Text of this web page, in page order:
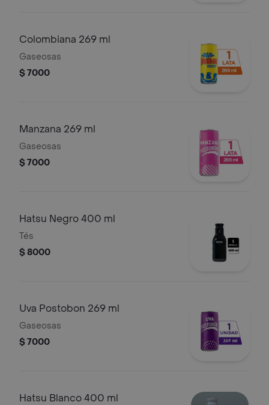
Colombiana 269 ml
Gaseosas
$ 7000
Manzana 269 ml
Gaseosas
$ 7000
Hatsu Negro 400 ml
Tés
$ 8000
Uva Postobon 269 ml
Gaseosas
$ 7000
Hatsu Blanco 400 ml